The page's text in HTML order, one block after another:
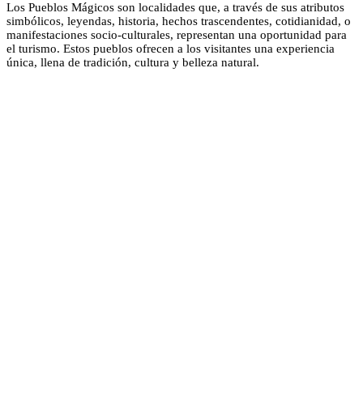
Los Pueblos Mágicos son localidades que, a través de sus atributos
simbólicos, leyendas, historia, hechos trascendentes, cotidianidad, o
manifestaciones socio-culturales, representan una oportunidad para
el turismo. Estos pueblos ofrecen a los visitantes una experiencia
única, llena de tradición, cultura y belleza natural.